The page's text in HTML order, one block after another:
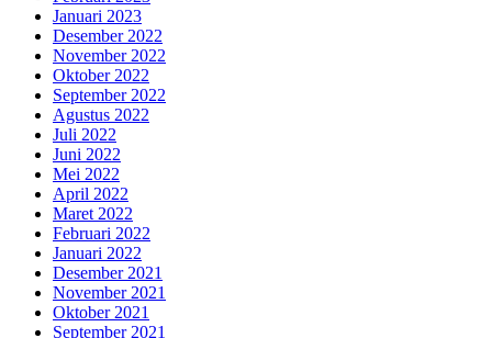
Januari 2023
Desember 2022
November 2022
Oktober 2022
September 2022
Agustus 2022
Juli 2022
Juni 2022
Mei 2022
April 2022
Maret 2022
Februari 2022
Januari 2022
Desember 2021
November 2021
Oktober 2021
September 2021